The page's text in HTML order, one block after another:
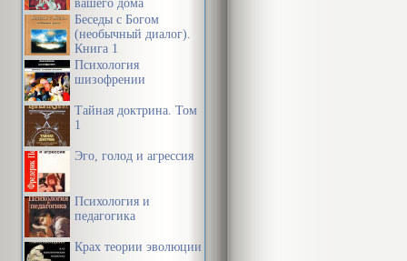
вашего дома
Беседы с Богом
(необычный диалог).
Книга 1
Психология
шизофрении
Тайная доктрина. Том
1
Эго, голод и агрессия
Психология и
педагогика
Крах теории эволюции